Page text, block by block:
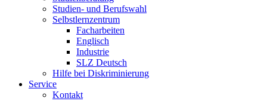
Studien- und Berufswahl
Selbstlernzentrum
Facharbeiten
Englisch
Industrie
SLZ Deutsch
Hilfe bei Diskriminierung
Service
Kontakt